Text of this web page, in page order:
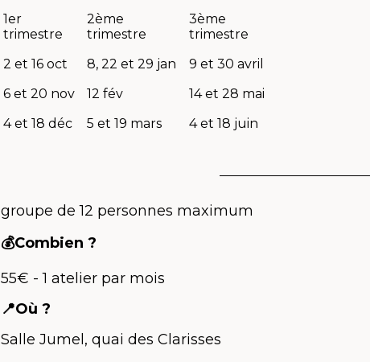
1er
trimestre
2ème
trimestre
3ème
trimestre
2 et 16 oct
8, 22 et 29 jan
9 et 30 avril
6 et 20 nov
12 fév
14 et 28 mai
4 et 18 déc
5 et 19 mars 4 et 18 juin
groupe de 12 personnes maximum
💰Combien ?
55€ - 1 atelier par mois
📍Où ?
Salle Jumel, quai des Clarisses